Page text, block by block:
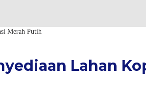
Merah Putih
Lahan